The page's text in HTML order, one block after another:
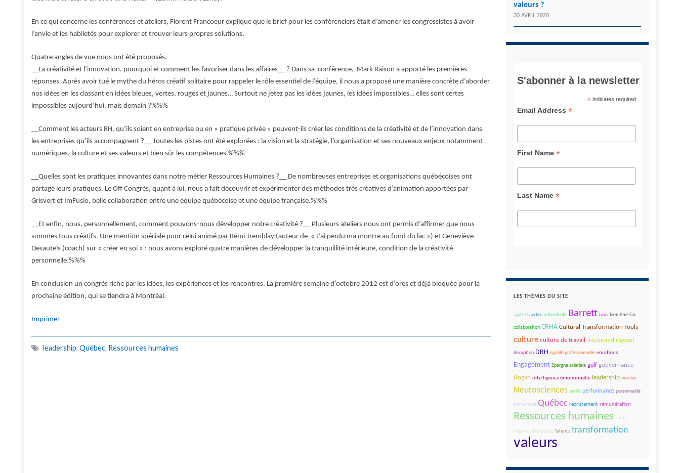
En ce qui concerne les conférences et ateliers, Florent Francoeur explique que le brief pour les conférenciers était d’amener les congressistes à avoir
l’envie et les habiletés pour explorer et trouver leurs propres solutions.
Quatre angles de vue nous ont été proposés.
__La créativité et l’innovation, pourquoi et comment les favoriser dans les affaires__ ? Dans sa conférence, Mark Raison a apporté les premières
réponses. Après avoir tué le mythe du héros créatif solitaire pour rappeler le rôle essentiel de l’équipe, il nous a proposé une manière concrète d’aborder
nos idées en les classant en idées bleues, vertes, rouges et jaunes… Surtout ne jetez pas les idées jaunes, les idées impossibles… elles sont certes
impossibles aujourd’hui, mais demain ?%%%
__Comment les acteurs RH, qu’ils soient en entreprise ou en « pratique privée » peuvent-ils créer les conditions de la créativité et de l’innovation dans
les entreprises qu’ils accompagnent ?__ Toutes les pistes ont été explorées : la vision et la stratégie, l’organisation et ses nouveaux enjeux notamment
numériques, la culture et ses valeurs et bien sûr les compétences.%%%
__Quelles sont les pratiques innovantes dans notre métier Ressources Humaines ?__ De nombreuses entreprises et organisations québécoises ont
partagé leurs pratiques. Le Off Congrès, quant à lui, nous a fait découvrir et expérimenter des méthodes très créatives d’animation apportées par
Grisvert et ImFusio, belle collaboration entre une équipe québécoise et une équipe française.%%%
__Et enfin, nous, personnellement, comment pouvons-nous développer notre créativité ?__ Plusieurs ateliers nous ont permis d’affirmer que nous
sommes tous créatifs. Une mention spéciale pour celui animé par Rémi Tremblay (auteur de « J’ai perdu ma montre au fond du lac ») et Geneviève
Desautels (coach) sur « créer en soi » : nous avons exploré quatre manières de développer la tranquillité intérieure, condition de la créativité
personnelle.%%%
En conclusion un congrès riche par les idées, les expériences et les rencontres. La première semaine d’octobre 2012 est d’ores et déjà bloquée pour la
prochaine édition, qui se tiendra à Montréal.
Imprimer
leadership, Québec, Ressources humaines
valeurs ?
30 AVRIL 2020
S'abonner à la newsletter
* indicates required
Email Address*
First Name*
Last Name*
LES THÈMES DU SITE
agilité andrh authenticité Barrett biais bien-être Co
collaboration CRHA Cultural Transformation Tools
culture culture de travail décision dirigeant
disruption DRH égalité professionnelle emotions
Engagement Epargne salariale golf gouvernance
Hogan intelligence émotionnelle leadership mentor
Neurosciences parité performance personnalité
personnel Québec recrutement rémunération
Ressources humaines santé
organisationnelle Talents transformation
valeurs